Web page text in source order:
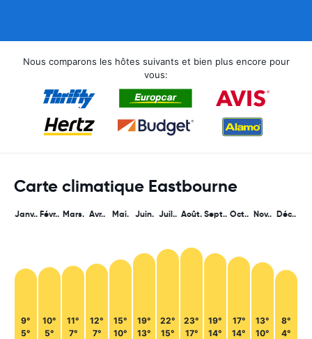
Nous comparons les hôtes suivants et bien plus encore pour
vous:
Carte climatique Eastbourne
Janv..
9°
5°
Févr..
10°
5°
Mars.
11°
7°
Avr..
12°
7°
Mai.
15°
10°
Juin.
19°
13°
Juil..
22°
15°
Août.
23°
17°
Sept..
19°
14°
Oct..
17°
14°
Nov..
13°
10°
Déc..
8°
4°